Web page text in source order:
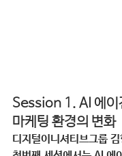
Session 1. AI 에이
마케팅 환경의 변화
디지털이니셔티브그룹